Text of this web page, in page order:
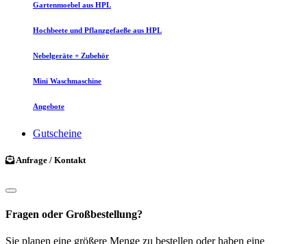
Gartenmoebel aus HPL
Hochbeete und Pflanzgefaeße aus HPL
Nebelgeräte + Zubehör
Mini Waschmaschine
Angebote
Gutscheine
Anfrage / Kontakt
Fragen oder Großbestellung?
Sie planen eine größere Menge zu bestellen oder haben eine